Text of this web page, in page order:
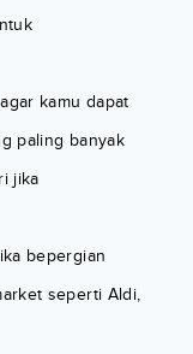
kamu dapat
paling banyak
jika
bepergian
seperti Aldi,